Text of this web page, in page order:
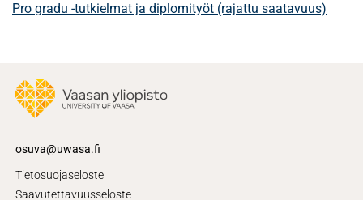
Pro gradu -tutkielmat ja diplomityöt (rajattu saatavuus)
osuva@uwasa.fi
Tietosuojaseloste
Saavutettavuusseloste